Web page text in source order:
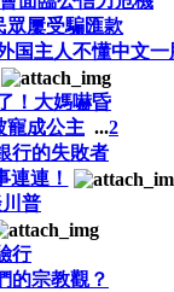
眾屢受騙匯款
国主人不懂中文
！大媽嚇昏
寵成公主 ...2
行的失敗者
連連！
普
行
的宗教觀？